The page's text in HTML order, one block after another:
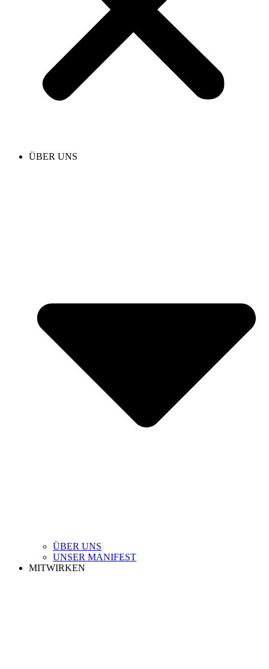
ÜBER UNS
ÜBER UNS
UNSER MANIFEST
MITWIRKEN